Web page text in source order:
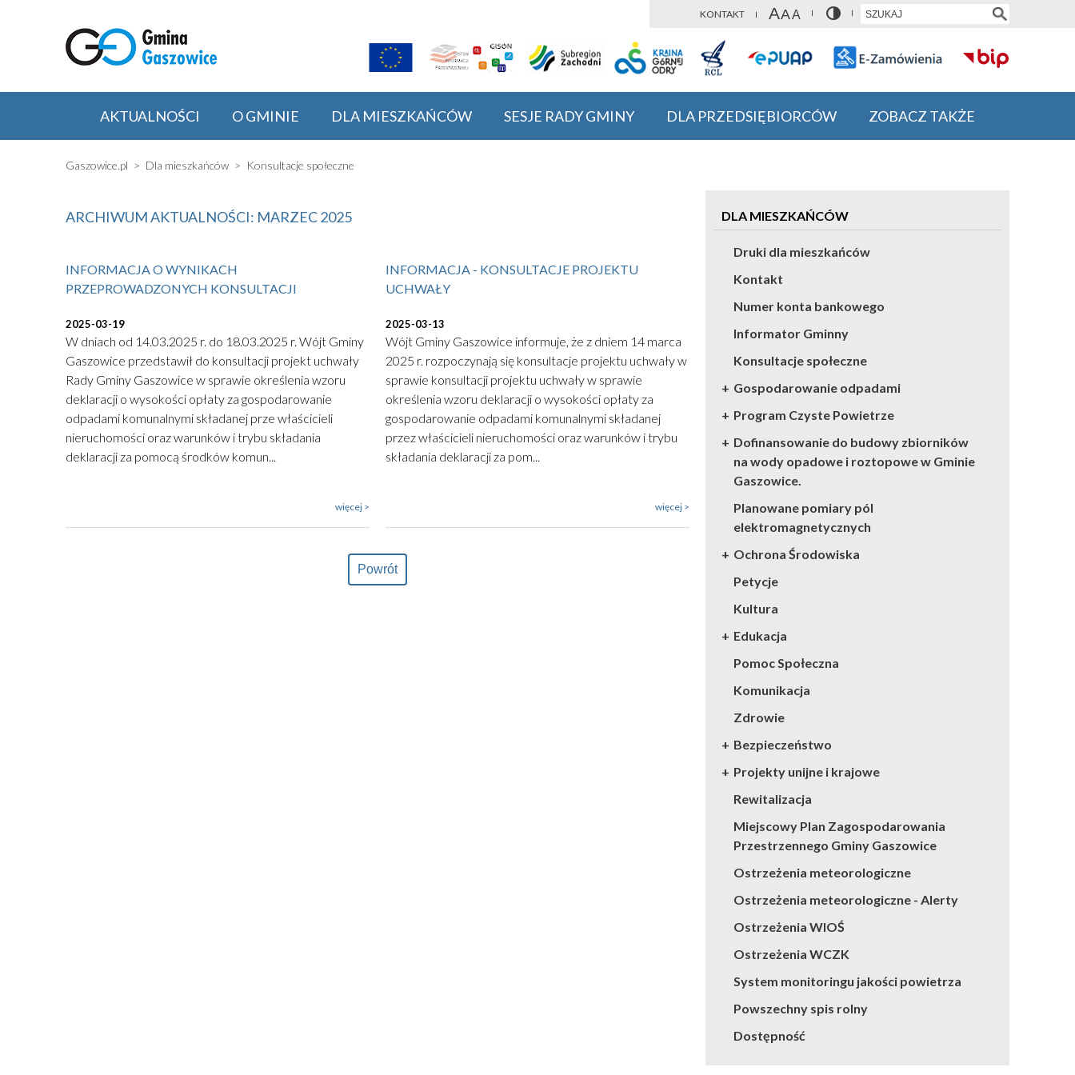
KONTAKT
AKTUALNOŚCI O GMINIE DLA MIESZKAŃCÓW SESJE RADY GMINY DLA PRZEDSIĘBIORCÓW ZOBACZ TAKŻE
Gaszowice.pl Dla mieszkańców Konsultacje społeczne
ARCHIWUM AKTUALNOŚCI: MARZEC 2025
INFORMACJA O WYNIKACH
PRZEPROWADZONYCH KONSULTACJI
2025-03-19
W dniach od 14.03.2025 r. do 18.03.2025 r. Wójt Gminy
Gaszowice przedstawił do konsultacji projekt uchwały
Rady Gminy Gaszowice w sprawie określenia wzoru
deklaracji o wysokości opłaty za gospodarowanie
odpadami komunalnymi składanej prze właścicieli
nieruchomości oraz warunków i trybu składania
deklaracji za pomocą środków komun...
więcej >
INFORMACJA - KONSULTACJE PROJEKTU
UCHWAŁY
2025-03-13
Wójt Gminy Gaszowice informuje, że z dniem 14 marca
2025 r. rozpoczynają się konsultacje projektu uchwały w
sprawie konsultacji projektu uchwały w sprawie
określenia wzoru deklaracji o wysokości opłaty za
gospodarowanie odpadami komunalnymi składanej
przez właścicieli nieruchomości oraz warunków i trybu
składania deklaracji za pom...
więcej >
Powrót
DLA MIESZKAŃCÓW
Druki dla mieszkańców
Kontakt
Numer konta bankowego
Informator Gminny
Konsultacje społeczne
Gospodarowanie odpadami
Program Czyste Powietrze
Dofinansowanie do budowy zbiorników
na wody opadowe i roztopowe w Gminie
Gaszowice.
Planowane pomiary pól
elektromagnetycznych
Ochrona Środowiska
Petycje
Kultura
Edukacja
Pomoc Społeczna
Komunikacja
Zdrowie
Bezpieczeństwo
Projekty unijne i krajowe
Rewitalizacja
Miejscowy Plan Zagospodarowania
Przestrzennego Gminy Gaszowice
Ostrzeżenia meteorologiczne
Ostrzeżenia meteorologiczne - Alerty
Ostrzeżenia WIOŚ
Ostrzeżenia WCZK
System monitoringu jakości powietrza
Powszechny spis rolny
Dostępność